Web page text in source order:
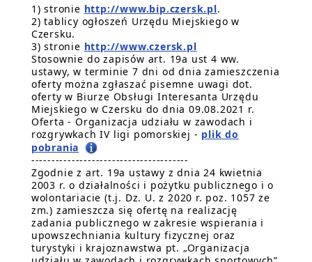
1) stronie http://www.bip.czersk.pl.
2) tablicy ogłoszeń Urzędu Miejskiego w
Czersku.
3) stronie http://www.czersk.pl
Stosownie do zapisów art. 19a ust 4 ww.
ustawy, w terminie 7 dni od dnia zamieszczenia
oferty można zgłaszać pisemne uwagi dot.
oferty w Biurze Obsługi Interesanta Urzędu
Miejskiego w Czersku do dnia 09.08.2021 r.
Oferta - Organizacja udziału w zawodach i
rozgrywkach IV ligi pomorskiej - plik do
pobrania
---------------------------------------
Zgodnie z art. 19a ustawy z dnia 24 kwietnia
2003 r. o działalności i pożytku publicznego i o
wolontariacie (t.j. Dz. U. z 2020 r. poz. 1057 ze
zm.) zamieszcza się ofertę na realizację
zadania publicznego w zakresie wspierania i
upowszechniania kultury fizycznej oraz
turystyki i krajoznawstwa pt. „Organizacja